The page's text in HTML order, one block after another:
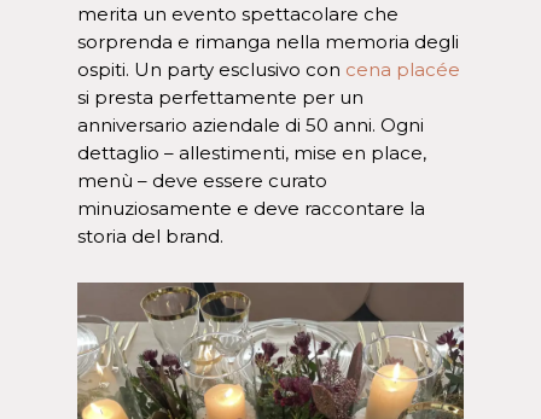
merita un evento spettacolare che
sorprenda e rimanga nella memoria degli
ospiti. Un party esclusivo con cena placée
si presta perfettamente per un
anniversario aziendale di 50 anni. Ogni
dettaglio – allestimenti, mise en place,
menù – deve essere curato
minuziosamente e deve raccontare la
storia del brand.